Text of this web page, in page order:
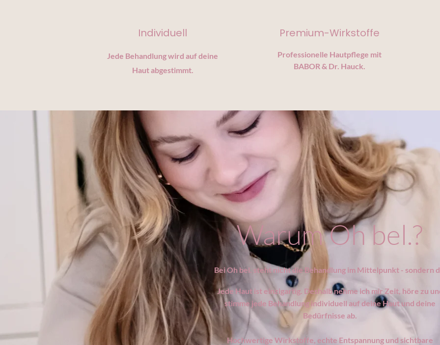
Individuell
Jede Behandlung wird auf deine
Haut abgestimmt.
Premium-Wirkstoffe
Professionelle Hautpflege mit
BABOR & Dr. Hauck.
Warum Oh bel.?
Bei Oh bel. steht nicht die Behandlung im Mittelpunkt - sondern
Jede Haut ist einzigartig. Deshalb nehme ich mir Zeit, höre zu
stimme jede Behandlung individuell auf deine Haut und deine
Bedürfnisse ab.
Hochwertige Wirkstoffe, echte Entspannung und sichtbare